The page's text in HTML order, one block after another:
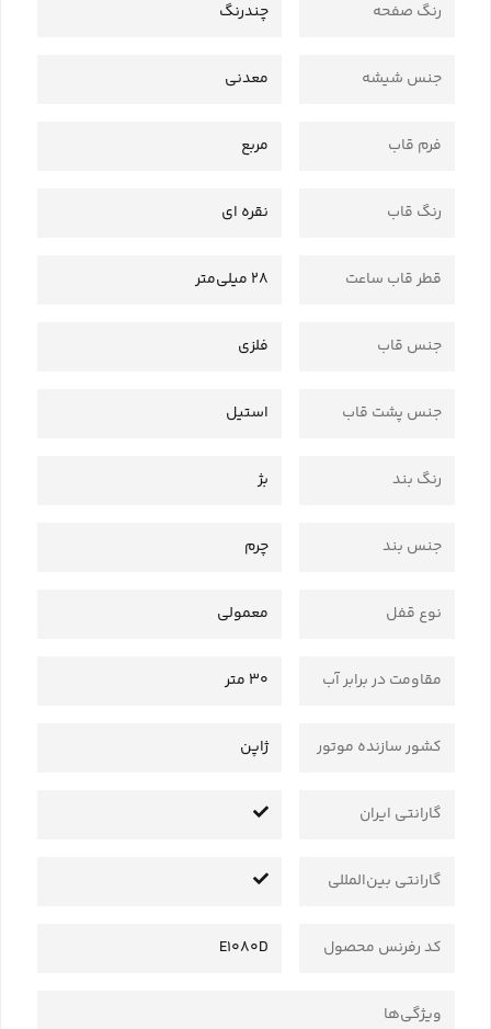
رنگ صفحه چندرنگ
جنس شیشه معدنی
فرم قاب مربع
رنگ قاب نقره ای
قطر قاب ساعت 28 میلی‌متر
جنس قاب فلزی
جنس پشت قاب استیل
رنگ بند بژ
جنس بند چرم
نوع قفل معمولی
مقاومت در برابر آب 30 متر
کشور سازنده موتور ژاپن
گارانتی ایران
گارانتی بین‌المللی
کد رفرنس محصول E1080D
ویژگی‌ها